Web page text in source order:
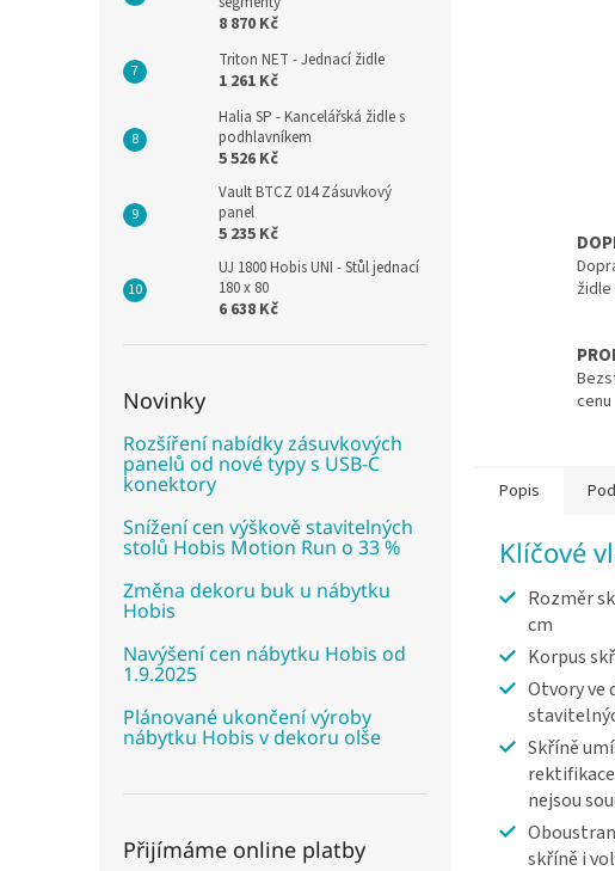
8 870 Kč
Triton NET - Jednací židle
1 261 Kč
Halia SP - Kancelářská židle s
podhlavníkem
5 526 Kč
Vault BTCZ 014 Zásuvkový
panel
5 235 Kč
UJ 1800 Hobis UNI - Stůl jednací
180 x 80
6 638 Kč
Novinky
Rozšíření nabídky zásuvkových
panelů od nové typy s USB-C
konektory
Snížení cen výškově stavitelných
stolů Hobis Motion Run o 33 %
Změna dekoru buk u nábytku
Hobis
Navýšení cen nábytku Hobis od
1.9.2025
Plánované ukončení výroby
nábytku Hobis v dekoru olše
Přijímáme online platby
cenu
Popis
Klíčové
Rozměr
cm
Korpus
Otvory ve
Skříně
nejsou
skříně i